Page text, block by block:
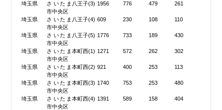
埼玉県
さいたま
市中央区
八王子(3) 1956 776 479 261
埼玉県
さいたま
市中央区
八王子(4) 609 230 108 110
埼玉県
さいたま
市中央区
八王子(5) 1776 733 189 430
埼玉県
さいたま
市中央区
本町西(1) 1271 572 262 302
埼玉県
さいたま
市中央区
本町西(2) 921 400 253 113
埼玉県
さいたま
市中央区
本町西(3) 1740 753 253 480
埼玉県
さいたま
市中央区
本町西(4) 1391 589 158 404